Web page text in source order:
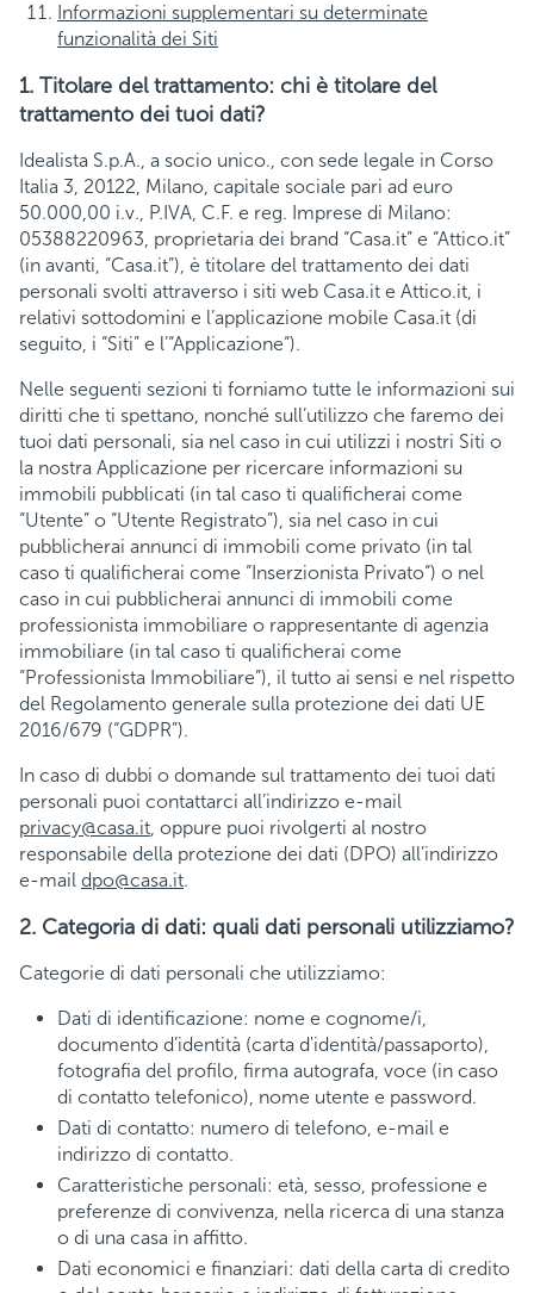
Informazioni supplementari su determinate
funzionalità dei Siti
1. Titolare del trattamento: chi è titolare del
trattamento dei tuoi dati?
Idealista S.p.A., a socio unico., con sede legale in Corso
Italia 3, 20122, Milano, capitale sociale pari ad euro
50.000,00 i.v., P.IVA, C.F. e reg. Imprese di Milano:
05388220963, proprietaria dei brand “Casa.it” e “Attico.it”
(in avanti, “Casa.it”), è titolare del trattamento dei dati
personali svolti attraverso i siti web Casa.it e Attico.it, i
relativi sottodomini e l’applicazione mobile Casa.it (di
seguito, i “Siti” e l’“Applicazione“).
Nelle seguenti sezioni ti forniamo tutte le informazioni sui
diritti che ti spettano, nonché sull’utilizzo che faremo dei
tuoi dati personali, sia nel caso in cui utilizzi i nostri Siti o
la nostra Applicazione per ricercare informazioni su
immobili pubblicati (in tal caso ti qualificherai come
“Utente” o “Utente Registrato”), sia nel caso in cui
pubblicherai annunci di immobili come privato (in tal
caso ti qualificherai come “Inserzionista Privato“) o nel
caso in cui pubblicherai annunci di immobili come
professionista immobiliare o rappresentante di agenzia
immobiliare (in tal caso ti qualificherai come
“Professionista Immobiliare”), il tutto ai sensi e nel rispetto
del Regolamento generale sulla protezione dei dati UE
2016/679 (“GDPR”).
In caso di dubbi o domande sul trattamento dei tuoi dati
personali puoi contattarci all’indirizzo e-mail
privacy@casa.it, oppure puoi rivolgerti al nostro
responsabile della protezione dei dati (DPO) all’indirizzo
e-mail dpo@casa.it.
2. Categoria di dati: quali dati personali utilizziamo?
Categorie di dati personali che utilizziamo:
Dati di identificazione: nome e cognome/i,
documento d’identità (carta d'identità/passaporto),
fotografia del profilo, firma autografa, voce (in caso
di contatto telefonico), nome utente e password.
Dati di contatto: numero di telefono, e-mail e
indirizzo di contatto.
Caratteristiche personali: età, sesso, professione e
preferenze di convivenza, nella ricerca di una stanza
o di una casa in affitto.
Dati economici e finanziari: dati della carta di credito